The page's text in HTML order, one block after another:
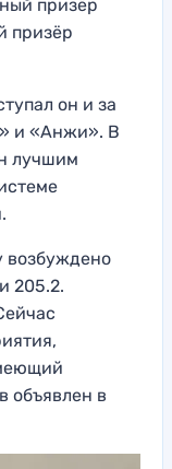
призёр
призёр
он и за
и «Анжи». В
лучшим
возбуждено
205.2.
объявлен в